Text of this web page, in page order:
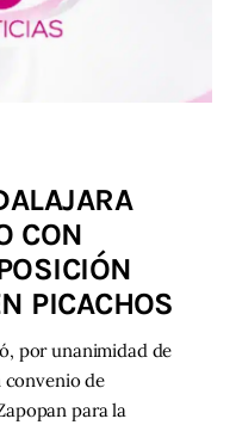
CON
PICACHOS
por unanimidad de
convenio de
para la